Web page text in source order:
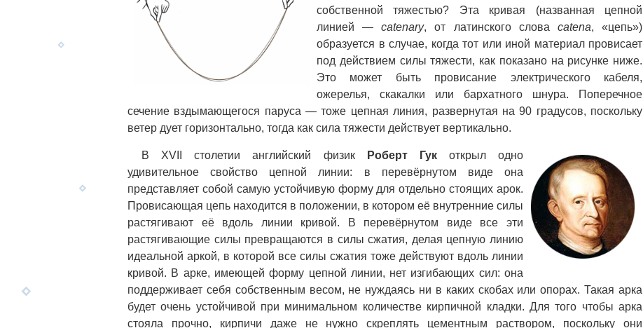
собственной тяжестью? Эта кривая (названная цепной
линией— catenary, от латинского слова catena, «цепь»)
образуется в случае, когда тот или иной материал провисает
под действием силы тяжести, как показано на рисунке ниже.
Это может быть провисание электрического кабеля,
ожерелья, скакалки или бархатного шнура. Поперечное
сечение вздымающегося паруса— тоже цепная линия, развернутая на 90 градусов, поскольку
ветер дует горизонтально, тогда как сила тяжести действует вертикально.
В XVII столетии английский физик Роберт Гукоткрыл одно
удивительное свойство цепной линии: в перевёрнутом виде она
представляет собой самую устойчивую форму для отдельно стоящих арок.
Провисающая цепь находится в положении, в котором её внутренние силы
растягивают её вдоль линии кривой. В перевёрнутом виде все эти
растягивающие силы превращаются в силы сжатия, делая цепную линию
идеальной аркой, в которой все силы сжатия тоже действуют вдоль линии
кривой. В арке, имеющей форму цепной линии, нет изгибающих сил: она
поддерживает себя собственным весом, не нуждаясь ни в каких скобах или опорах. Такая арка
будет очень устойчивой при минимальном количестве кирпичной кладки. Для того чтобы арка
стояла прочно, кирпичи даже не нужно скреплять цементным раствором, поскольку они